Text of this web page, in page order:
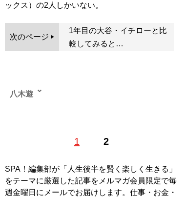
ックス）の2人しかいない。
次のページ
1年目の大谷・イチローと比
較してみると…
1 2
八木遊
茂英雄と同じ1995年に渡米。ヤンキース全盛期をアメリ
会社に就職。プロ野球、MLB、NFLの業務などに携わ
る。現在は、MLBを中心とした野球記事、および競馬情
報サイトにて競馬記事を執筆中。
SPA！編集部が「人生後半を賢く楽しく生きる」
をテーマに厳選した記事をメルマガ会員限定で毎
週金曜日にメールでお届けします。仕事・お金・